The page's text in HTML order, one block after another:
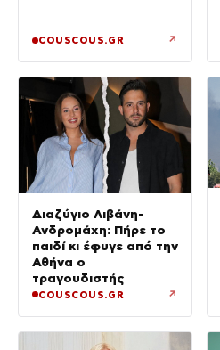
COUSCOUS.GR ↗
Διαζύγιο Λιβάνη-
Ανδρομάχη: Πήρε το
παιδί κι έφυγε από την
Αθήνα ο
τραγουδιστής
COUSCOUS.GR ↗